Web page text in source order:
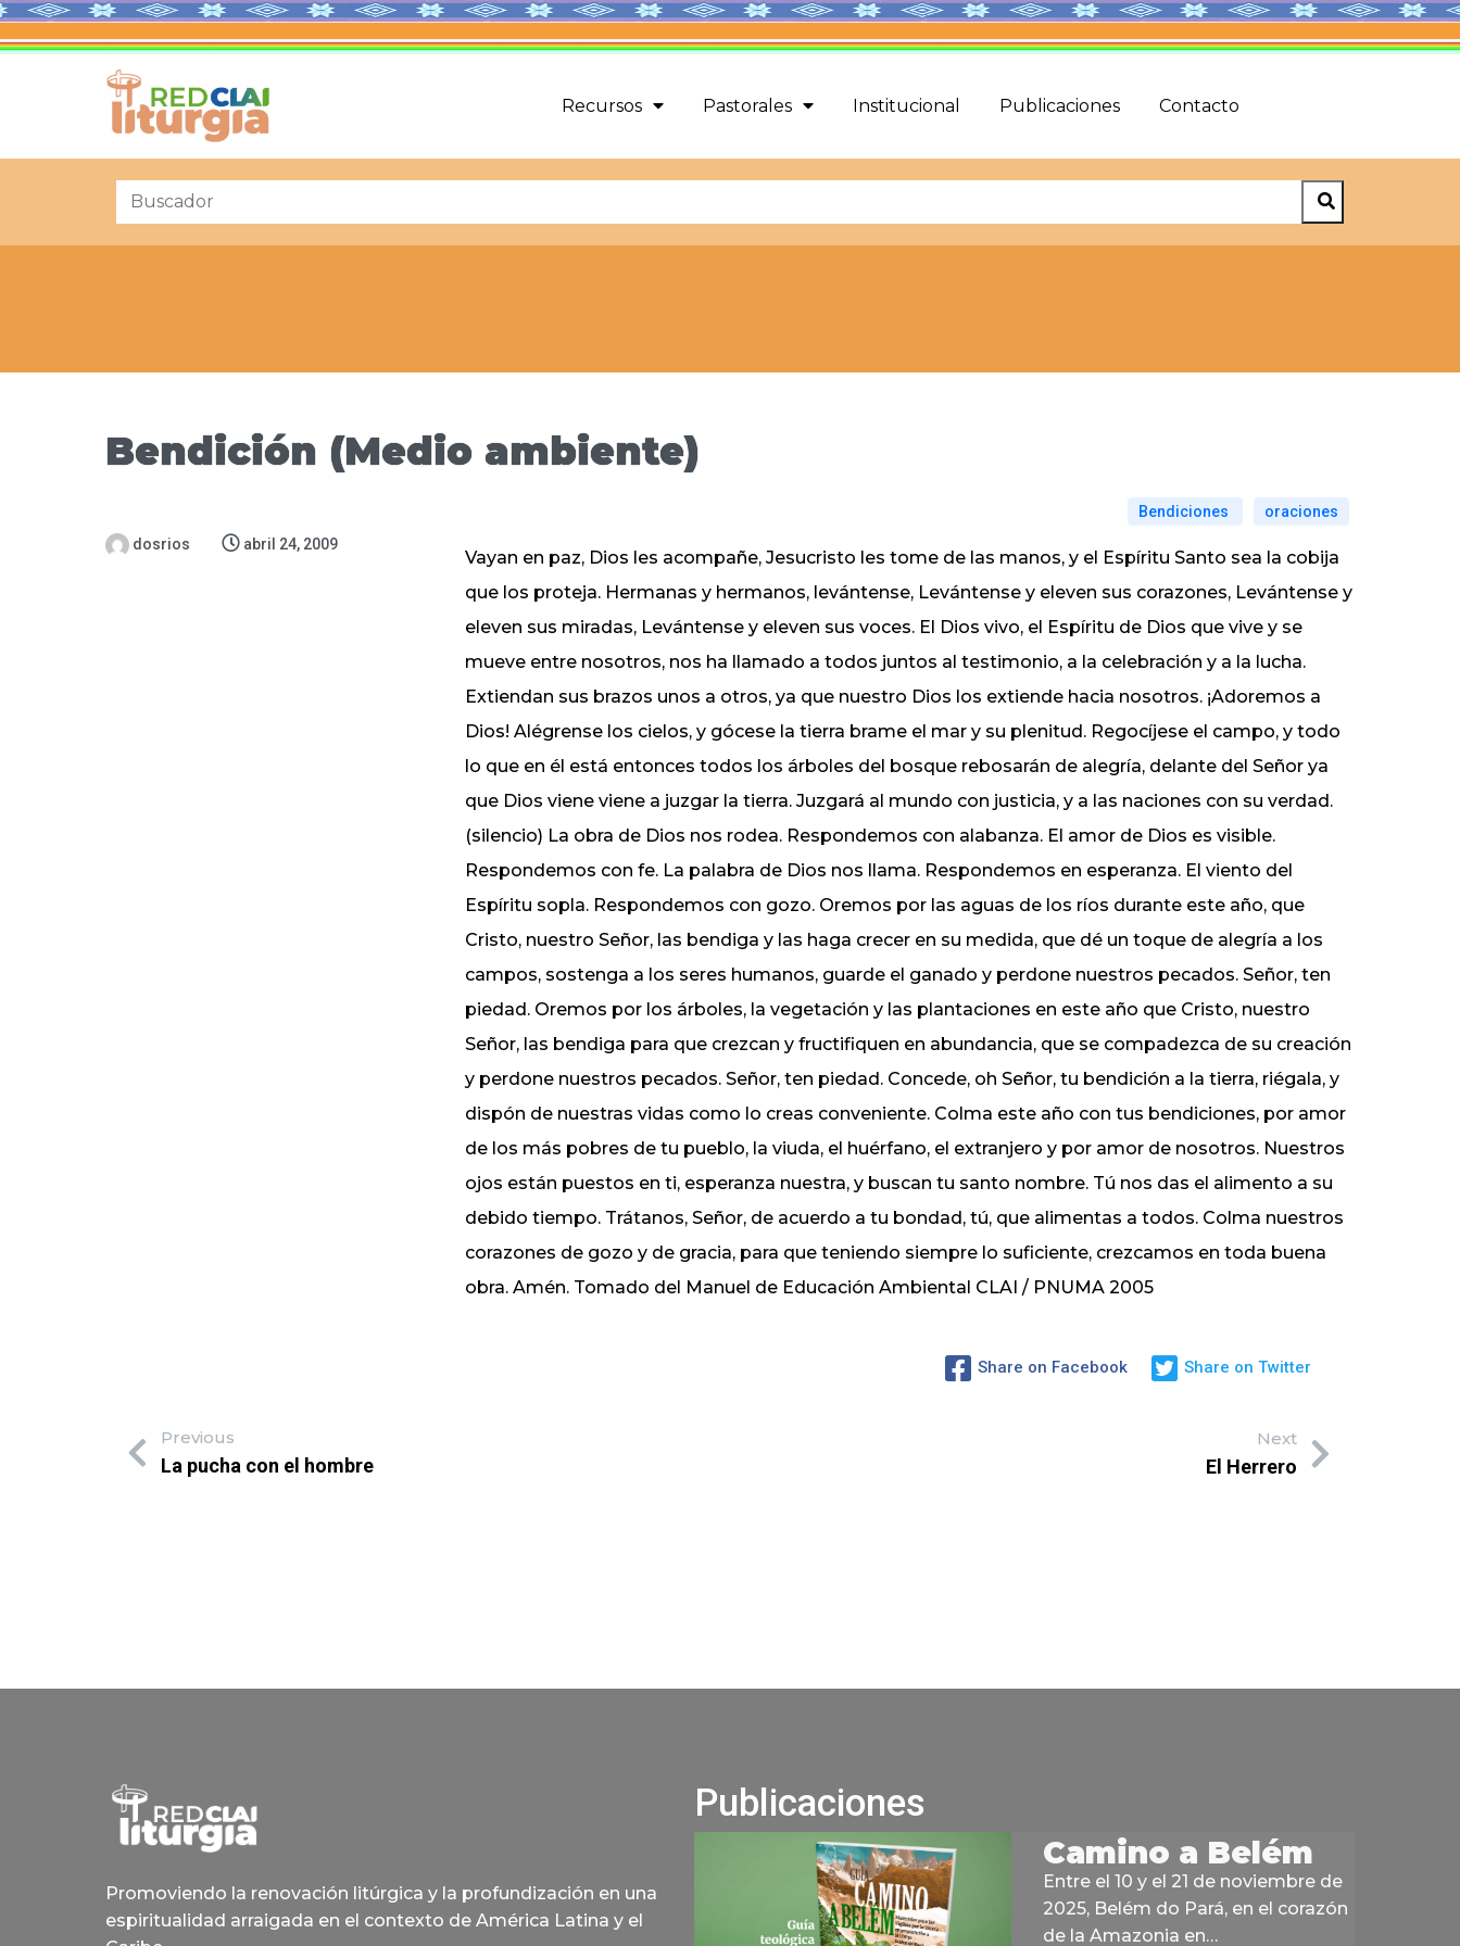
Recursos Pastorales Institucional Publicaciones Contacto
Bendición (Medio ambiente)
dosrios abril 24, 2009
Bendiciones oraciones
Vayan en paz, Dios les acompañe, Jesucristo les tome de las manos, y el Espíritu Santo sea la cobija
que los proteja. Hermanas y hermanos, levántense, Levántense y eleven sus corazones, Levántense y
eleven sus miradas, Levántense y eleven sus voces. El Dios vivo, el Espíritu de Dios que vive y se
mueve entre nosotros, nos ha llamado a todos juntos al testimonio, a la celebración y a la lucha.
Extiendan sus brazos unos a otros, ya que nuestro Dios los extiende hacia nosotros. ¡Adoremos a
Dios! Alégrense los cielos, y gócese la tierra brame el mar y su plenitud. Regocíjese el campo, y todo
lo que en él está entonces todos los árboles del bosque rebosarán de alegría, delante del Señor ya
que Dios viene viene a juzgar la tierra. Juzgará al mundo con justicia, y a las naciones con su verdad.
(silencio) La obra de Dios nos rodea. Respondemos con alabanza. El amor de Dios es visible.
Respondemos con fe. La palabra de Dios nos llama. Respondemos en esperanza. El viento del
Espíritu sopla. Respondemos con gozo. Oremos por las aguas de los ríos durante este año, que
Cristo, nuestro Señor, las bendiga y las haga crecer en su medida, que dé un toque de alegría a los
campos, sostenga a los seres humanos, guarde el ganado y perdone nuestros pecados. Señor, ten
piedad. Oremos por los árboles, la vegetación y las plantaciones en este año que Cristo, nuestro
Señor, las bendiga para que crezcan y fructifiquen en abundancia, que se compadezca de su creación
y perdone nuestros pecados. Señor, ten piedad. Concede, oh Señor, tu bendición a la tierra, riégala, y
dispón de nuestras vidas como lo creas conveniente. Colma este año con tus bendiciones, por amor
de los más pobres de tu pueblo, la viuda, el huérfano, el extranjero y por amor de nosotros. Nuestros
ojos están puestos en ti, esperanza nuestra, y buscan tu santo nombre. Tú nos das el alimento a su
debido tiempo. Trátanos, Señor, de acuerdo a tu bondad, tú, que alimentas a todos. Colma nuestros
corazones de gozo y de gracia, para que teniendo siempre lo suficiente, crezcamos en toda buena
obra. Amén. Tomado del Manuel de Educación Ambiental CLAI / PNUMA 2005
Share on Facebook Share on Twitter
Previous
La pucha con el hombre
Next
El Herrero
Promoviendo la renovación litúrgica y la profundización en una
espiritualidad arraigada en el contexto de América Latina y el
Publicaciones
Camino a Belém
Entre el 10 y el 21 de noviembre de
2025, Belém do Pará, en el corazón
de la Amazonia en…